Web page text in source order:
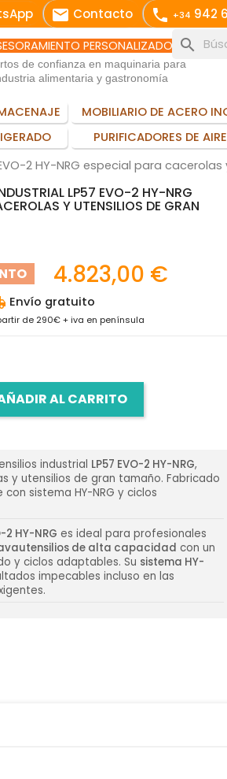
email Contacto call +34 942
PERSONALIZADO
de confianza en maquinaria para
alimentaria y gastronomía
search
MOBILIARIO DE ACERO
PURIFICADORES DE AIRE
2 HY-NRG especial para
LP57 EVO-2 HY-NRG
Y UTENSILIOS DE GRAN
4.823,00 €
Envío gratuito
de 290€ + iva en península
AL CARRITO
industrial LP57 EVO-2 HY-NRG,
y utensilios de gran tamaño. Fabricado
sistema HY-NRG y ciclos
2 HY-NRG es ideal para profesionales
de alta capacidad con un
y ciclos adaptables. Su sistema HY-
impecables incluso en las